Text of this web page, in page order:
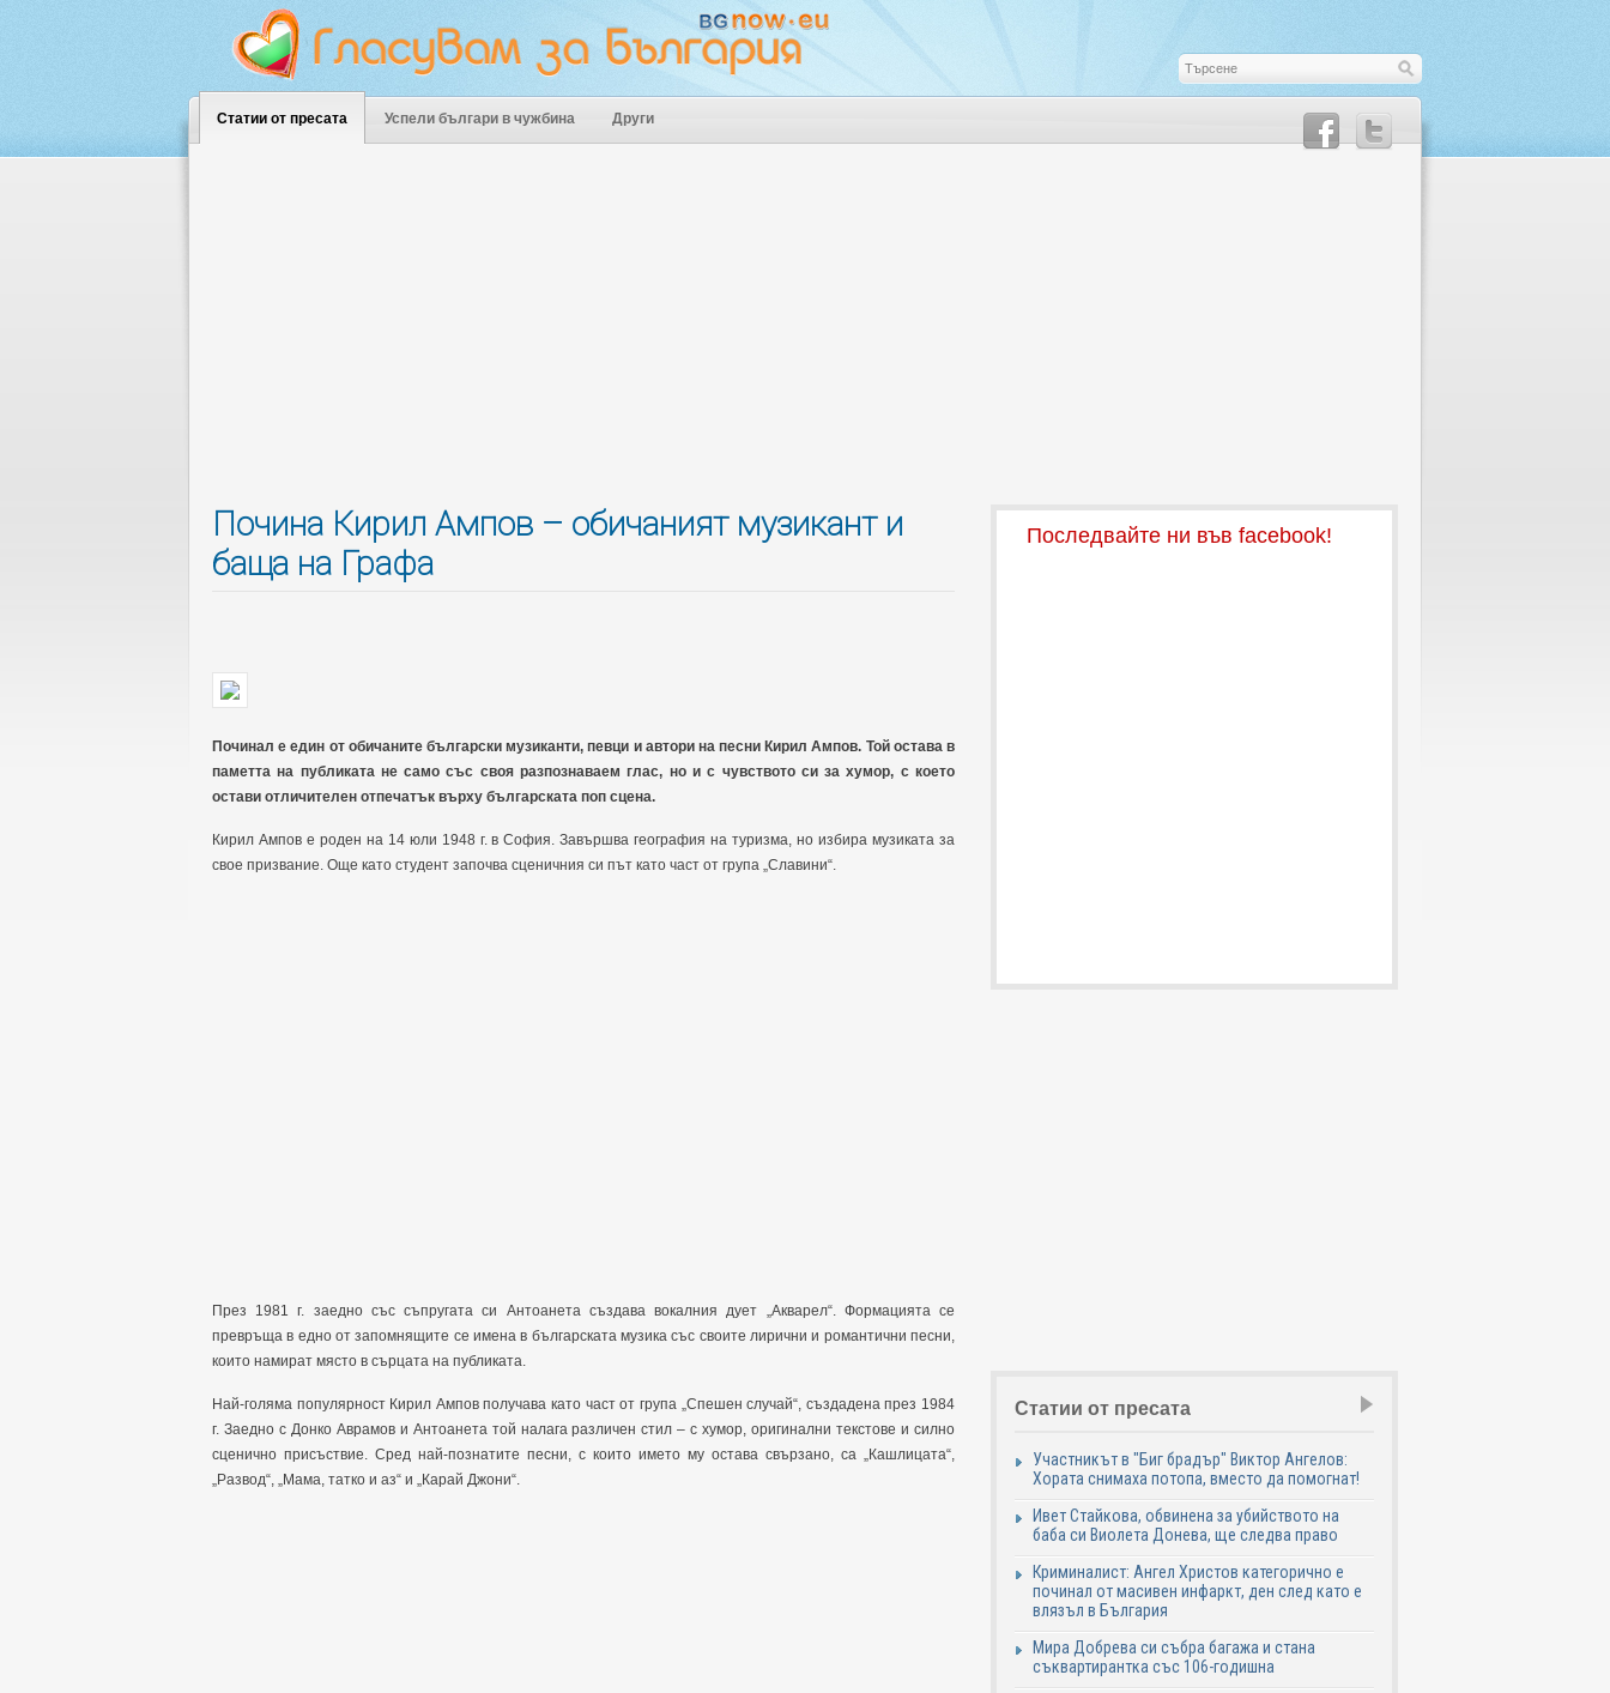
Статии от пресата Успели българи в чужбина Други
Почина Кирил Ампов – обичаният музикант и
баща на Графа
Починал е един от обичаните български музиканти, певци и автори на песни Кирил Ампов. Той остава в
паметта на публиката не само със своя разпознаваем глас, но и с чувството си за хумор, с което
остави отличителен отпечатък върху българската поп сцена.
Кирил Ампов е роден на 14 юли 1948 г. в София. Завършва география на туризма, но избира музиката за
свое призвание. Още като студент започва сценичния си път като част от група „Славини“.
През 1981 г. заедно със съпругата си Антоанета създава вокалния дует „Акварел“. Формацията се
превръща в едно от запомнящите се имена в българската музика със своите лирични и романтични песни,
които намират място в сърцата на публиката.
Най-голяма популярност Кирил Ампов получава като част от група „Спешен случай“, създадена през 1984
г. Заедно с Донко Аврамов и Антоанета той налага различен стил – с хумор, оригинални текстове и силно
сценично присъствие. Сред най-познатите песни, с които името му остава свързано, са „Кашлицата“,
„Развод“, „Мама, татко и аз“ и „Карай Джони“.
Последвайте ни във facebook!
Статии от пресата
Участникът в "Биг брадър" Виктор Ангелов:
Хората снимаха потопа, вместо да помогнат!
Ивет Стайкова, обвинена за убийството на
баба си Виолета Донева, ще следва право
Криминалист: Ангел Христов категорично е
починал от масивен инфаркт, ден след като е
влязъл в България
Мира Добрева си събра багажа и стана
съквартирантка със 106-годишна